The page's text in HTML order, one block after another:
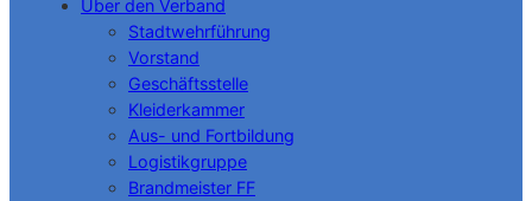
Über den Verband
Stadtwehrführung
Vorstand
Geschäftsstelle
Kleiderkammer
Aus- und Fortbildung
Logistikgruppe
Brandmeister FF